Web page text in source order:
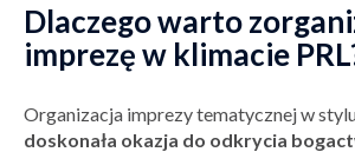
Dlaczego warto
imprezę w klimacie
Organizacja imprezy tematycznej w
doskonała okazja do odkrycia